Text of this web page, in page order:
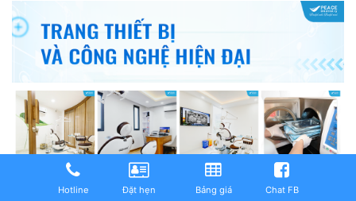
Hotline Đặt hẹn Bảng giá Chat FB